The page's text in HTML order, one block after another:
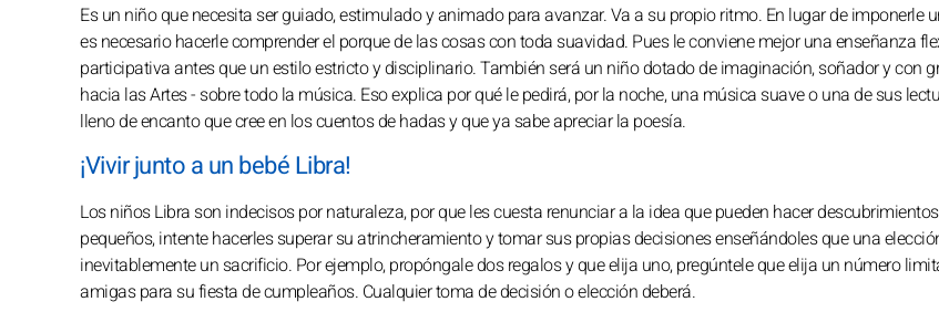
Es un niño que necesita ser guiado, estimulado y animado para avanzar. Va a su propio ritmo. En lugar de imponerle
es necesario hacerle comprender el porque de las cosas con toda suavidad. Pues le conviene mejor una enseñanza
participativa antes que un estilo estricto y disciplinario. También será un niño dotado de imaginación, soñador y con
hacia las Artes - sobre todo la música. Eso explica por qué le pedirá, por la noche, una música suave o una de sus
lleno de encanto que cree en los cuentos de hadas y que ya sabe apreciar la poesía.
¡Vivir junto a un bebé Libra!
Los niños Libra son indecisos por naturaleza, por que les cuesta renunciar a la idea que pueden hacer
pequeños, intente hacerles superar su atrincheramiento y tomar sus propias decisiones enseñándoles que una
inevitablemente un sacrificio. Por ejemplo, propóngale dos regalos y que elija uno, pregúntele que elija un número
amigas para su fiesta de cumpleaños. Cualquier toma de decisión o elección deberá.